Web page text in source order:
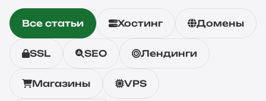
Все статьи Хостинг Домены
SSL SEO Лендинги
Магазины VPS